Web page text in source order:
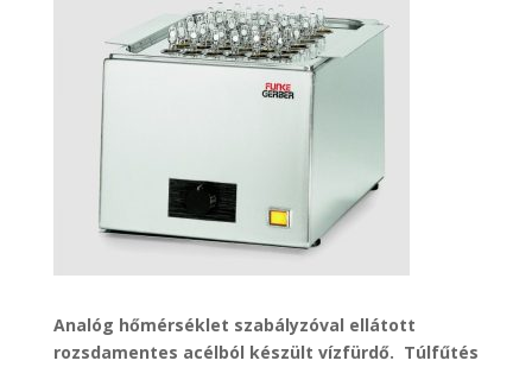
Analóg hőmérséklet szabályzóval ellátott
rozsdamentes acélból készült vízfürdő. Túlfűtés